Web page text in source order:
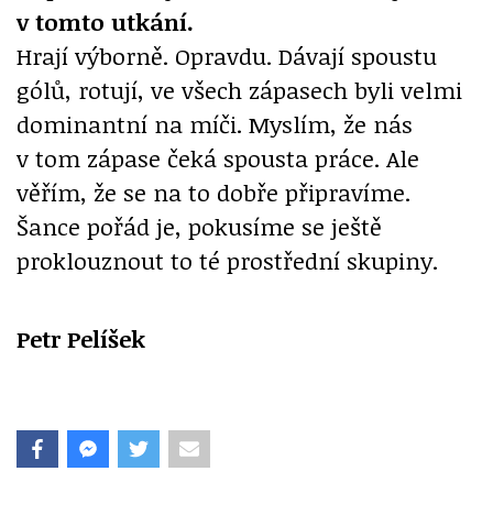
v tomto utkání.
Hrají výborně. Opravdu. Dávají spoustu
gólů, rotují, ve všech zápasech byli velmi
dominantní na míči. Myslím, že nás
v tom zápase čeká spousta práce. Ale
věřím, že se na to dobře připravíme.
Šance pořád je, pokusíme se ještě
proklouznout to té prostřední skupiny.
Petr Pelíšek